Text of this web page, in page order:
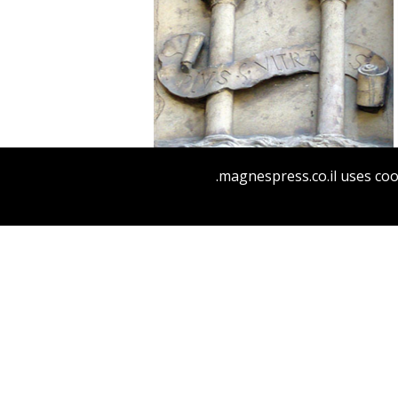
יהודה ליבס יהודה ליבס
יהודית
וייס
יהודית וייס
magnespress.co.il uses